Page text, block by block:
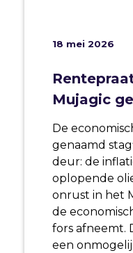
18 mei 2026
Mujagic
De
genaamd
deur: de
oplopende
onrust in het
de
fors afneemt.
een